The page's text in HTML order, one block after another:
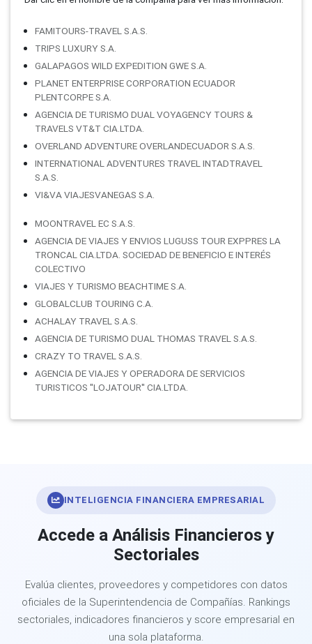
FAMITOURS-TRAVEL S.A.S.
TRIPS LUXURY S.A.
GALAPAGOS WILD EXPEDITION GWE S.A.
PLANET ENTERPRISE CORPORATION ECUADOR
PLENTCORPE S.A.
AGENCIA DE TURISMO DUAL VOYAGENCY TOURS &
TRAVELS VT&T CIA.LTDA.
OVERLAND ADVENTURE OVERLANDECUADOR S.A.S.
INTERNATIONAL ADVENTURES TRAVEL INTADTRAVEL
S.A.S.
VI&VA VIAJESVANEGAS S.A.
MOONTRAVEL EC S.A.S.
AGENCIA DE VIAJES Y ENVIOS LUGUSS TOUR EXPPRES LA
TRONCAL CIA.LTDA. SOCIEDAD DE BENEFICIO E INTERÉS
COLECTIVO
VIAJES Y TURISMO BEACHTIME S.A.
GLOBALCLUB TOURING C.A.
ACHALAY TRAVEL S.A.S.
AGENCIA DE TURISMO DUAL THOMAS TRAVEL S.A.S.
CRAZY TO TRAVEL S.A.S.
AGENCIA DE VIAJES Y OPERADORA DE SERVICIOS
TURISTICOS ''LOJATOUR'' CIA.LTDA.
INTELIGENCIA FINANCIERA EMPRESARIAL
Accede a Análisis Financieros y
Sectoriales
Evalúa clientes, proveedores y competidores con datos
oficiales de la Superintendencia de Compañías. Rankings
sectoriales, indicadores financieros y score empresarial en
una sola plataforma.